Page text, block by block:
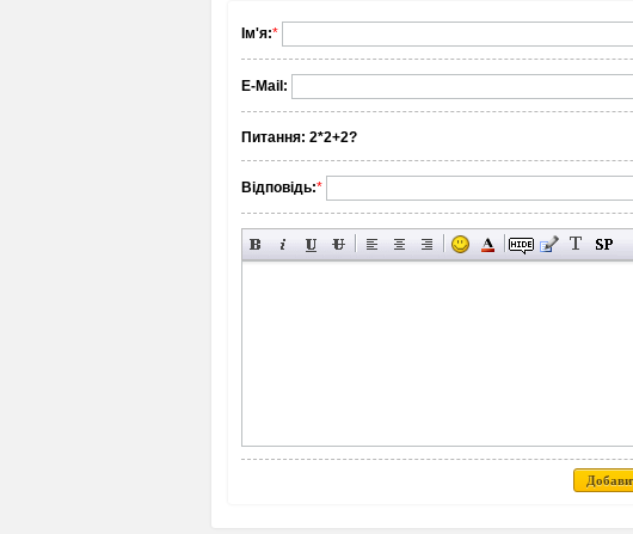
Ім'я:*
E-Mail:
Питання: 2*2+2?
Відповідь:*